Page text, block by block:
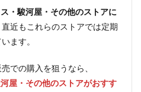
・駿河屋・その他のストアに
近もこれらのストアでは定期
ます。
での購入を狙うなら、
屋・その他のストアがおすす